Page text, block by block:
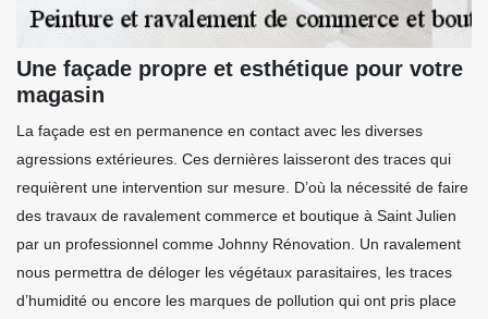
Une façade propre et esthétique pour votre
magasin
La façade est en permanence en contact avec les diverses
agressions extérieures. Ces dernières laisseront des traces qui
requièrent une intervention sur mesure. D’où la nécessité de faire
des travaux de ravalement commerce et boutique à Saint Julien
par un professionnel comme Johnny Rénovation. Un ravalement
nous permettra de déloger les végétaux parasitaires, les traces
d’humidité ou encore les marques de pollution qui ont pris place